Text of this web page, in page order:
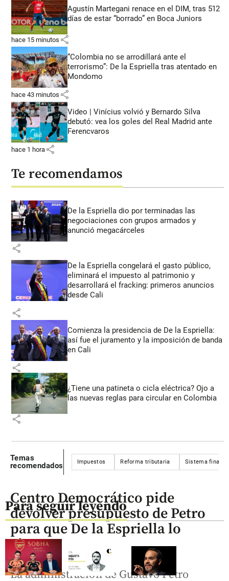
Agustín Martegani renace en el DIM, tras 512
días de estar “borrado” en Boca Juniors
hace 15 minutos share
“Colombia no se arrodillará ante el
terrorismo”: De la Espriella tras atentado en
Mondomo
hace 43 minutos share
Video | Vinícius volvió y Bernardo Silva
debutó: vea los goles del Real Madrid ante
Ferencvaros
hace 1 hora share
Te recomendamos
De la Espriella dio por terminadas las
negociaciones con grupos armados y
anunció megacárceles
share
De la Espriella congelará el gasto público,
eliminará el impuesto al patrimonio y
desarrollará el fracking: primeros anuncios
desde Cali
share
Comienza la presidencia de De la Espriella:
así fue el juramento y la imposición de banda
en Cali
share
¿Tiene una patineta o cicla eléctrica? Ojo a
las nuevas reglas para circular en Colombia
share
Temas
recomendados
Impuestos Reforma tributaria Sistema
Para seguir leyendo
Centro Democrático pide
devolver presupuesto de Petro
para que De la Espriella lo
ajuste
La administración de Gustavo Petro